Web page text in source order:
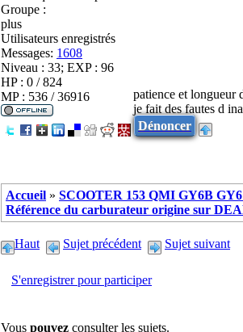
Groupe :
plus
Utilisateurs enregistrés
Messages: 1608
Niveau : 33; EXP : 96
HP : 0 / 824
MP : 536 / 36916
patience et longueur
je fait des fautes d
Dénoncer
Accueil » SCOOTER 153 QMI GY6B
Référence du carburateur origine sur
Haut Sujet précédent Sujet suivant
S'enregistrer pour participer
Vous pouvez consulter les sujets.